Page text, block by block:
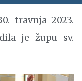
travnja 2023.
je župu sv.